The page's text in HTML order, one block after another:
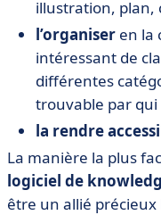
illustration, plan,
l’organiser en la
intéressant de
différentes
trouvable par qui
la rendre
La manière la plus
logiciel de
être un allié précieux